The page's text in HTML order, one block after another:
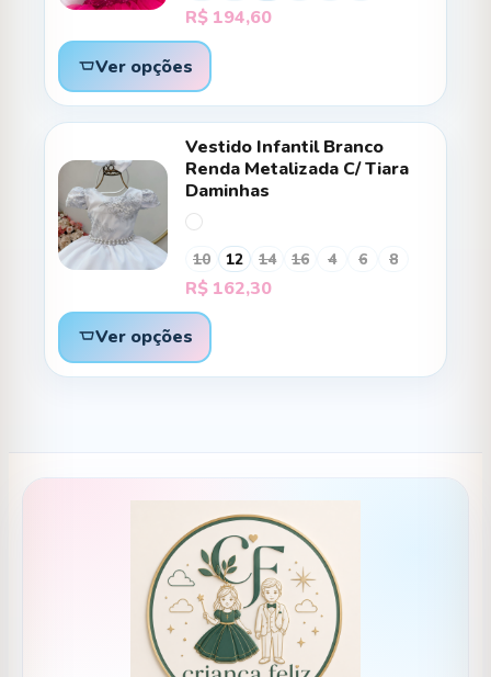
R$ 194,60
Ver opções
Vestido Infantil Branco
Renda Metalizada C/ Tiara
Daminhas
10 12 14 16 4 6 8
R$ 162,30
Ver opções